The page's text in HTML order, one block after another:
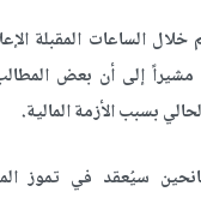
الساعات المقبلة
مشيراً إلى أن بعض
بسبب الأزمة المالية.
سيُعقد في تموز